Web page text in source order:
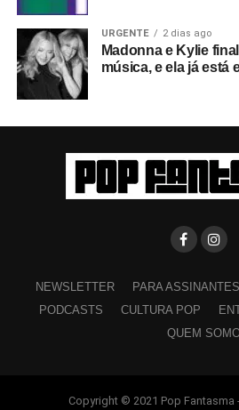
URGENTE 2 dias ago
Madonna e Kylie
música, e ela já está
NEWSLETTER PARA ASSINANTES
PODCASTS
CULTURA POP
QUEM
Copyright © 2021 Pop Fantasma